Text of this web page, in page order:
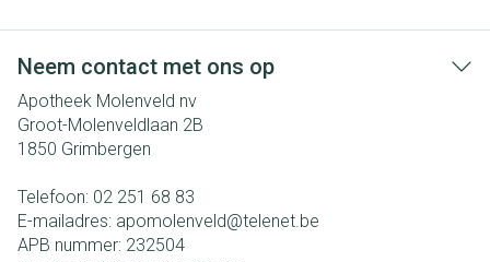
Neem contact met ons op
Apotheek Molenveld nv
Groot-Molenveldlaan 2B
1850 Grimbergen
Telefoon: 02 251 68 83
E-mailadres: apomolenveld@telenet.be
APB nummer: 232504